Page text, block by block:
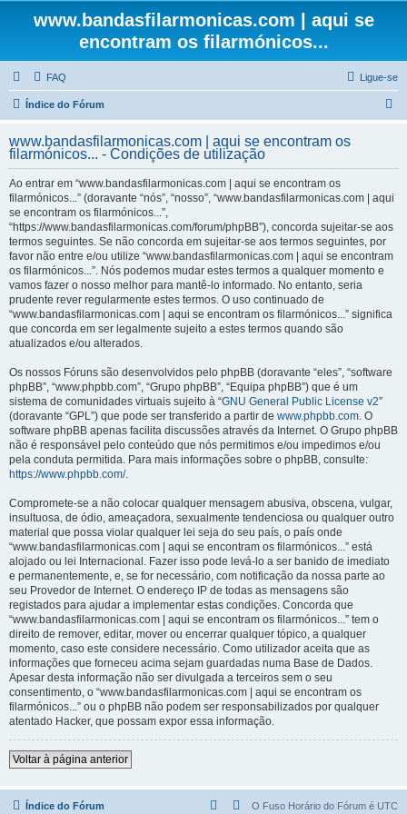
www.bandasfilarmonicas.com | aqui se
encontram os filarmónicos...
FAQ Ligue-se
Índice do Fórum
q
www.bandasfilarmonicas.com | aqui se encontram os
filarmónicos... - Condições de utilização
Ao entrar em “www.bandasfilarmonicas.com | aqui se encontram os
filarmónicos...” (doravante “nós”, “nosso”, “www.bandasfilarmonicas.com | aqui
se encontram os filarmónicos...”,
“https://www.bandasfilarmonicas.com/forum/phpBB”), concorda sujeitar-se aos
termos seguintes. Se não concorda em sujeitar-se aos termos seguintes, por
favor não entre e/ou utilize “www.bandasfilarmonicas.com | aqui se encontram
os filarmónicos...”. Nós podemos mudar estes termos a qualquer momento e
vamos fazer o nosso melhor para mantê-lo informado. No entanto, seria
prudente rever regularmente estes termos. O uso continuado de
“www.bandasfilarmonicas.com | aqui se encontram os filarmónicos...” significa
que concorda em ser legalmente sujeito a estes termos quando são
atualizados e/ou alterados.
Os nossos Fóruns são desenvolvidos pelo phpBB (doravante “eles”, “software
phpBB”, “www.phpbb.com”, “Grupo phpBB”, “Equipa phpBB”) que é um
sistema de comunidades virtuais sujeito à “GNU General Public License v2”
(doravante “GPL”) que pode ser transferido a partir de www.phpbb.com. O
software phpBB apenas facilita discussões através da Internet. O Grupo phpBB
não é responsável pelo conteúdo que nós permitimos e/ou impedimos e/ou
pela conduta permitida. Para mais informações sobre o phpBB, consulte:
https://www.phpbb.com/.
Compromete-se a não colocar qualquer mensagem abusiva, obscena, vulgar,
insultuosa, de ódio, ameaçadora, sexualmente tendenciosa ou qualquer outro
material que possa violar qualquer lei seja do seu país, o país onde
“www.bandasfilarmonicas.com | aqui se encontram os filarmónicos...” está
alojado ou lei Internacional. Fazer isso pode levá-lo a ser banido de imediato
e permanentemente, e, se for necessário, com notificação da nossa parte ao
seu Provedor de Internet. O endereço IP de todas as mensagens são
registados para ajudar a implementar estas condições. Concorda que
“www.bandasfilarmonicas.com | aqui se encontram os filarmónicos...” tem o
direito de remover, editar, mover ou encerrar qualquer tópico, a qualquer
momento, caso este considere necessário. Como utilizador aceita que as
informações que forneceu acima sejam guardadas numa Base de Dados.
Apesar desta informação não ser divulgada a terceiros sem o seu
consentimento, o “www.bandasfilarmonicas.com | aqui se encontram os
filarmónicos...” ou o phpBB não podem ser responsabilizados por qualquer
atentado Hacker, que possam expor essa informação.
Voltar à página anterior
Índice do Fórum O Fuso Horário do Fórum é UTC